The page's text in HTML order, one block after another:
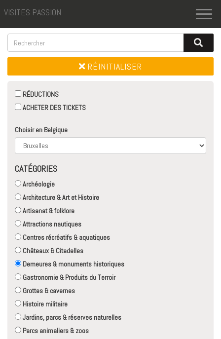
VISITES PASSION
RÉINITIALISER
RÉDUCTIONS
ACHETER DES TICKETS
Choisir en Belgique
CATÉGORIES
Archéologie
Architecture & Art et Histoire
Artisanat & folklore
Attractions nautiques
Centres récréatifs & aquatiques
Châteaux & Citadelles
Demeures & monuments historiques
Gastronomie & Produits du Terroir
Grottes & cavernes
Histoire militaire
Jardins, parcs & réserves naturelles
Parcs animaliers & zoos